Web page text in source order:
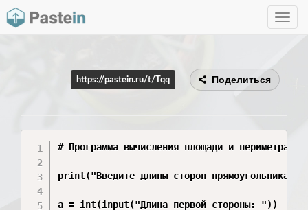
Toggle
https://pastein.ru/t/Tqq Поделиться
# Программа вычисления площади и периметра
print("Введите длины сторон прямоугольника:")
a = int(input("Длина первой стороны: "))